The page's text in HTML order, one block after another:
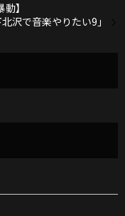
】
沢で音楽やりたい9」